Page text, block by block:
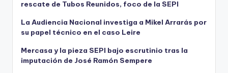
rescate de Tubos Reunidos, foco de la SEPI
La Audiencia Nacional investiga a Mikel Arrarás por
su papel técnico en el caso Leire
Mercasa y la pieza SEPI bajo escrutinio tras la
imputación de José Ramón Sempere